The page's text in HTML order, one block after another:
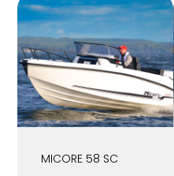
MICORE 58 SC